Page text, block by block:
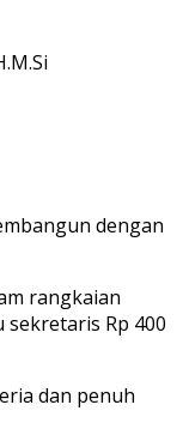
dengan
rangkaian
Rp 400
dan penuh